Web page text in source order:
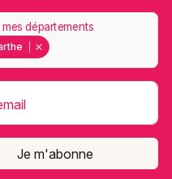
départements
Je m'abonne